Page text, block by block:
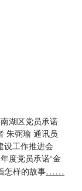
湖区党员承诺
朱弼瑜 通讯员
设工作推进会
度党员承诺“金
怎样的故事……